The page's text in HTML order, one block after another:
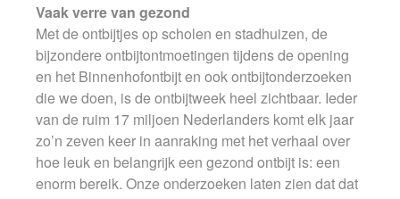
Vaak verre van gezond
Met de ontbijtjes op scholen en stadhuizen, de
bijzondere ontbijtontmoetingen tijdens de opening
en het Binnenhofontbijt en ook ontbijtonderzoeken
die we doen, is de ontbijtweek heel zichtbaar. Ieder
van de ruim 17 miljoen Nederlanders komt elk jaar
zo’n zeven keer in aanraking met het verhaal over
hoe leuk en belangrijk een gezond ontbijt is: een
enorm bereik. Onze onderzoeken laten zien dat dat